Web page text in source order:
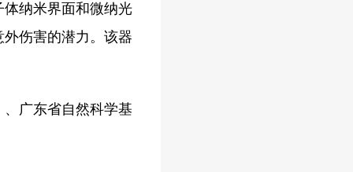
纳米界面和微纳光
伤害的潜力。该器
广东省自然科学基